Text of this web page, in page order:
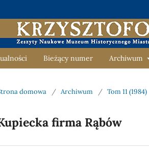
Bieżący numer Archiwum
domowa / Archiwum / Tom 11 (1984)
firma Rąbów